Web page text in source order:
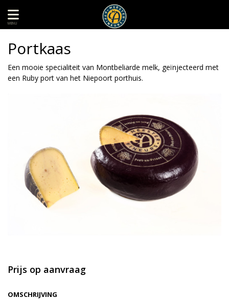
MENU
OMSCHRIJVING
Portkaas
Een mooie specialiteit van Montbeliarde melk, geïnjecteerd met
een Ruby port van het Niepoort porthuis.
Prijs op aanvraag